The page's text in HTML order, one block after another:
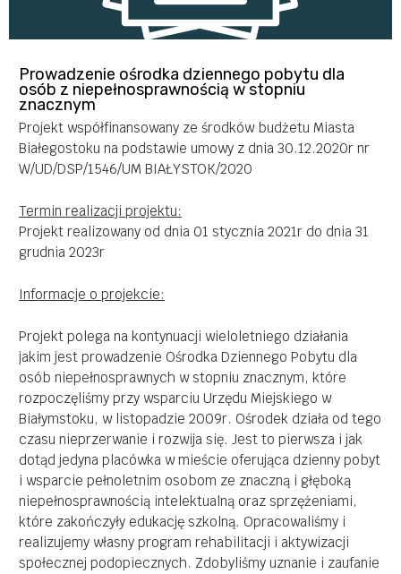
zamieszkania
Trening pracy – praktyczne przygotowanie do
aktywności zawodowej
Prowadzenie ośrodka dziennego pobytu dla
osób z niepełnosprawnością w stopniu
znacznym
Projekt współfinansowany ze środków budżetu Miasta
Białegostoku na podstawie umowy z dnia 30.12.2020r nr
W/UD/DSP/1546/UM BIAŁYSTOK/2020
Termin realizacji projektu:
Projekt realizowany od dnia 01 stycznia 2021r do dnia 31
grudnia 2023r
Informacje o projekcie:
Projekt polega na kontynuacji wieloletniego działania
jakim jest prowadzenie Ośrodka Dziennego Pobytu dla
osób niepełnosprawnych w stopniu znacznym, które
rozpoczęliśmy przy wsparciu Urzędu Miejskiego w
Białymstoku, w listopadzie 2009r. Ośrodek działa od tego
czasu nieprzerwanie i rozwija się. Jest to pierwsza i jak
dotąd jedyna placówka w mieście oferująca dzienny pobyt
i wsparcie pełnoletnim osobom ze znaczną i głęboką
niepełnosprawnością intelektualną oraz sprzężeniami,
które zakończyły edukację szkolną. Opracowaliśmy i
realizujemy własny program rehabilitacji i aktywizacji
społecznej podopiecznych. Zdobyliśmy uznanie i zaufanie